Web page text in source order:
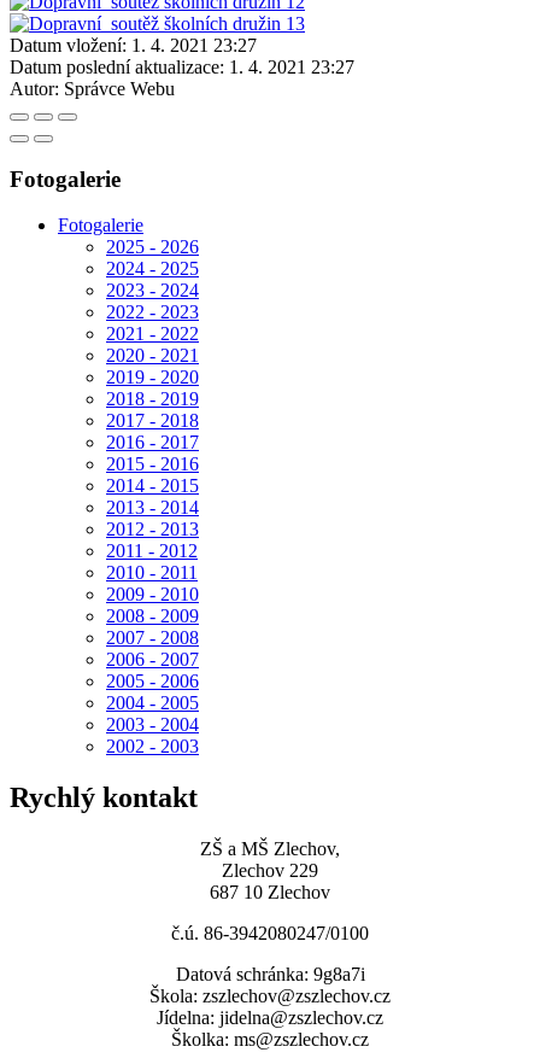
Datum vložení: 1. 4. 2021 23:27
Datum poslední aktualizace: 1. 4. 2021 23:27
Autor: Správce Webu
Fotogalerie
Fotogalerie
2025 - 2026
2024 - 2025
2023 - 2024
2022 - 2023
2021 - 2022
2020 - 2021
2019 - 2020
2018 - 2019
2017 - 2018
2016 - 2017
2015 - 2016
2014 - 2015
2013 - 2014
2012 - 2013
2011 - 2012
2010 - 2011
2009 - 2010
2008 - 2009
2007 - 2008
2006 - 2007
2005 - 2006
2004 - 2005
2003 - 2004
2002 - 2003
Rychlý kontakt
ZŠ a MŠ Zlechov,
Zlechov 229
687 10 Zlechov
č.ú. 86-3942080247/0100
Datová schránka: 9g8a7i
Škola: zszlechov@zszlechov.cz
Jídelna: jidelna@zszlechov.cz
Školka: ms@zszlechov.cz